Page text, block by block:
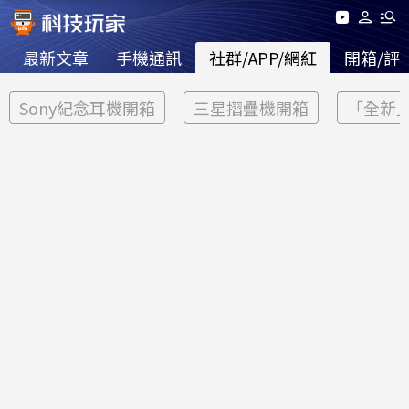
最新文章 手機通訊 社群/APP/網紅 開箱/評
Sony紀念耳機開箱 三星摺疊機開箱 「全新